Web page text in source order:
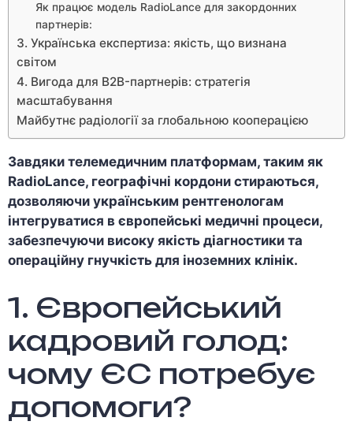
Як працює модель RadioLance для закордонних
партнерів:
3. Українська експертиза: якість, що визнана
світом
4. Вигода для B2B-партнерів: стратегія
масштабування
Майбутнє радіології за глобальною кооперацією
Завдяки телемедичним платформам, таким як
RadioLance, географічні кордони стираються,
дозволяючи українським рентгенологам
інтегруватися в європейські медичні процеси,
забезпечуючи високу якість діагностики та
операційну гнучкість для іноземних клінік.
1. Європейський
кадровий голод:
чому ЄС потребує
допомоги?